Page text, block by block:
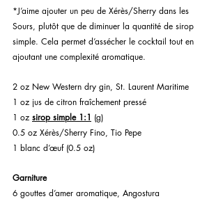
*J’aime ajouter un peu de Xérès/Sherry dans les
Sours, plutôt que de diminuer la quantité de sirop
simple. Cela permet d’assécher le cocktail tout en
ajoutant une complexité aromatique.
2 oz New Western dry gin, St. Laurent Maritime
1 oz jus de citron fraîchement pressé
1 oz sirop simple 1:1 (g)
0.5 oz Xérès/Sherry Fino, Tio Pepe
1 blanc d’œuf (0.5 oz)
Garniture
6 gouttes d’amer aromatique, Angostura